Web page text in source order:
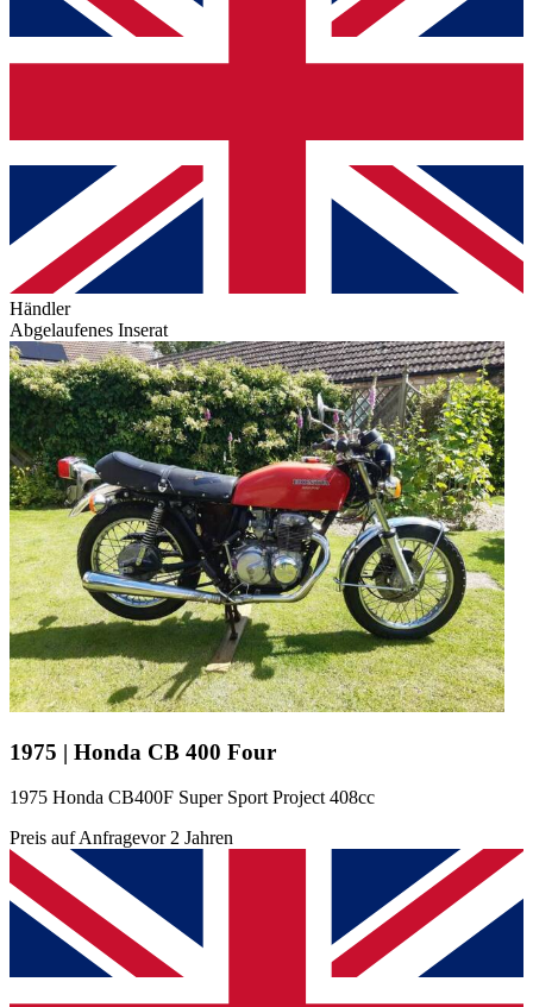
Händler
Abgelaufenes Inserat
1975 | Honda CB 400 Four
1975 Honda CB400F Super Sport Project 408cc
Preis auf Anfragevor 2 Jahren